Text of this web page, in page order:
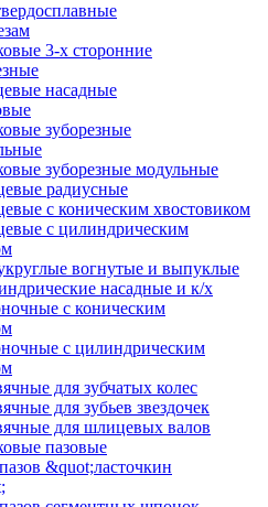
3-х сторонние
насадные
зуборезные
зуборезные модульные
радиусные
с коническим хвостовиком
с цилиндрическим
вогнутые и выпуклые
насадные и к/х
с коническим
с цилиндрическим
для зубчатых колес
для зубьев звездочек
для шлицевых валов
пазовые
&quot;ласточкин